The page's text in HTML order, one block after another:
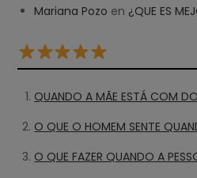
Mariana Pozo en ¿QUE ES
QUANDO A MÃE ESTÁ COM
O QUE O HOMEM SENTE
O QUE FAZER QUANDO A